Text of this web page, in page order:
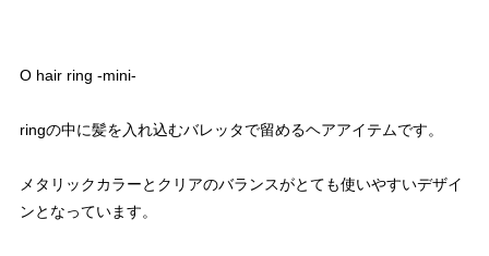
O hair ring -mini-
ringの中に髪を入れ込むバレッタで留めるヘアアイテムです。
メタリックカラーとクリアのバランスがとても使いやすいデザイ
ンとなっています。